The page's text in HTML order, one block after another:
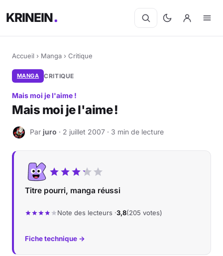
KRINEIN
Accueil › Manga › Critique
MANGA CRITIQUE
Mais moi je l'aime !
Mais moi je l'aime !
J Par juro · 2 juillet 2007 · 3 min de lecture
Titre pourri, manga réussi
Note des lecteurs ·3,8(205 votes)
Fiche technique →